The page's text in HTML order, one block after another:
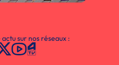
sur nos réseaux :